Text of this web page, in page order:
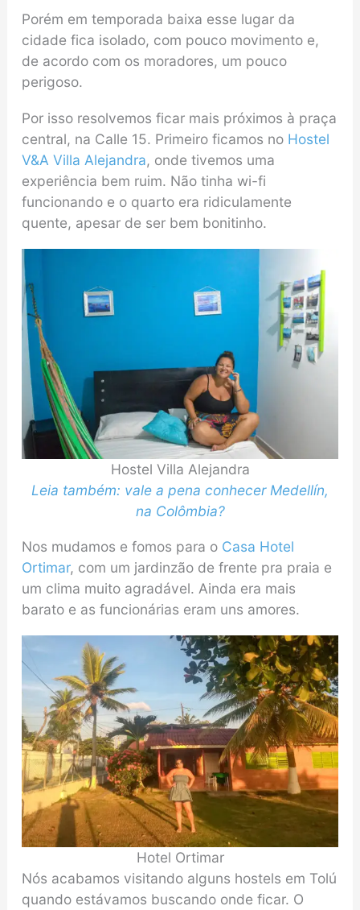
Porém em temporada baixa esse lugar da
cidade fica isolado, com pouco movimento e,
de acordo com os moradores, um pouco
perigoso.
Por isso resolvemos ficar mais próximos à praça
central, na Calle 15. Primeiro ficamos no Hostel
V&A Villa Alejandra, onde tivemos uma
experiência bem ruim. Não tinha wi-fi
funcionando e o quarto era ridiculamente
quente, apesar de ser bem bonitinho.
Hostel Villa Alejandra
Leia também: vale a pena conhecer Medellín,
na Colômbia?
Nos mudamos e fomos para o Casa Hotel
Ortimar, com um jardinzão de frente pra praia e
um clima muito agradável. Ainda era mais
barato e as funcionárias eram uns amores.
Hotel Ortimar
Nós acabamos visitando alguns hostels em Tolú
quando estávamos buscando onde ficar. O